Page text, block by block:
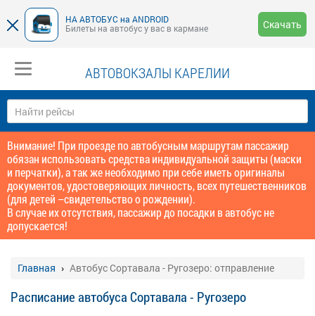
НА АВТОБУС на ANDROID
Билеты на автобус у вас в кармане
Скачать
АВТОВОКЗАЛЫ КАРЕЛИИ
Внимание! При проезде по автобусным маршрутам пассажир
обязан использовать средства индивидуальной защиты (маски
и перчатки), а так же необходимо при себе иметь оригиналы
документов, удостоверяющих личность, всех путешественников
(для детей –свидетельство о рождении).
В случае их отсутствия, пассажир до посадки в автобус не
допускается!
Главная Автобус Сортавала - Ругозеро: отправление
Расписание автобуса Сортавала - Ругозеро